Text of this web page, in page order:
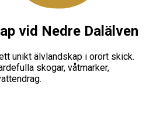
vid Nedre Dalälven
unikt älvlandskap i orört skick.
skogar, våtmarker,